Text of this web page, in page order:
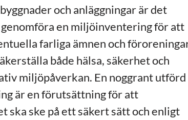
och anläggningar är det
en miljöinventering för att
farliga ämnen och
både hälsa, säkerhet och
miljöpåverkan. En noggrant utförd
är en förutsättning för att
ska ske på ett säkert sätt och enligt